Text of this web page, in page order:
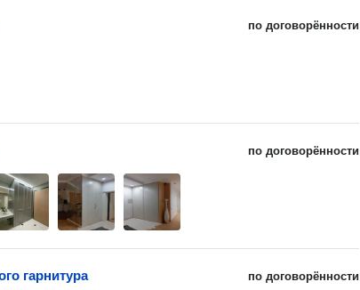
по договорённости
по договорённости
по договорённости
гарнитура